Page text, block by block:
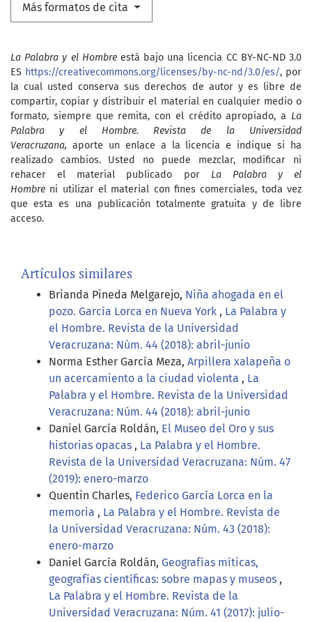
Más formatos de cita
La Palabra y el Hombreestá bajo una licencia CC BY-NC-ND 3.0
ES https://creativecommons.org/licenses/by-nc-nd/3.0/es/, por
la cual usted conserva sus derechos de autor y es libre de
compartir, copiar y distribuir el material en cualquier medio o
formato, siempre que remita, con el crédito apropiado, a La
Palabra y el Hombre. Revista de la Universidad
Veracruzana, aporte un enlace a la licencia e indique si ha
realizado cambios. Usted no puede mezclar, modificar ni
rehacer el material publicado por La Palabra y el
Hombre ni utilizar el material con fines comerciales, toda vez
que esta es una publicación totalmente gratuita y de libre
acceso.
Artículos similares
Brianda Pineda Melgarejo, Niña ahogada en el
pozo. García Lorca en Nueva York , La Palabra y
el Hombre. Revista de la Universidad
Veracruzana: Núm. 44 (2018): abril-junio
Norma Esther García Meza, Arpillera xalapeña o
un acercamiento a la ciudad violenta , La
Palabra y el Hombre. Revista de la Universidad
Veracruzana: Núm. 44 (2018): abril-junio
Daniel García Roldán, El Museo del Oro y sus
historias opacas , La Palabra y el Hombre.
Revista de la Universidad Veracruzana: Núm. 47
(2019): enero-marzo
Quentin Charles, Federico García Lorca en la
memoria , La Palabra y el Hombre. Revista de
la Universidad Veracruzana: Núm. 43 (2018):
enero-marzo
Daniel García Roldán, Geografías míticas,
geografías científicas: sobre mapas y museos ,
La Palabra y el Hombre. Revista de la
Universidad Veracruzana: Núm. 41 (2017): julio-